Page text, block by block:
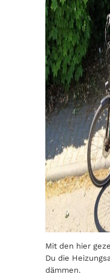
Mit den hier
Du die
dämmen.